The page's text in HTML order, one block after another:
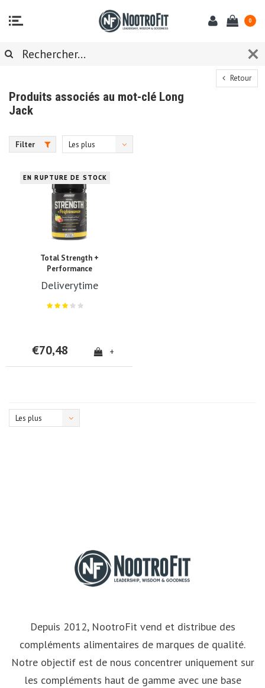
0
Retour
Produits associés au mot-clé Long
Jack
Filter
Les plus
EN RUPTURE DE STOCK
Total Strength +
Performance
Deliverytime
€70,48 +
Les plus
Depuis 2012, NootroFit vend et distribue des
compléments alimentaires de marques de qualité.
Notre objectif est de nous concentrer uniquement sur
les compléments haut de gamme avec une base